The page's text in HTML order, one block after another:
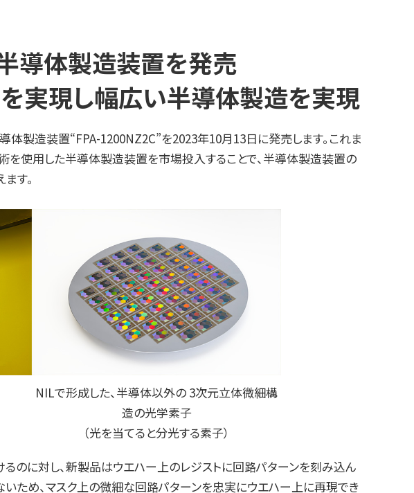
導体製造装置を発売
実現し幅広い半導体製造を実現
体製造装置“FPA-1200NZ2C”を2023年10月13日に発売します。これま
を使用した半導体製造装置を市場投入することで、半導体製造装置の
す。
NILで形成した、半導体以外の 3次元立体微細構
造の光学素子
（光を当てると分光する素子）
のに対し、新製品はウエハー上のレジストに回路パターンを刻み込ん
ため、マスク上の微細な回路パターンを忠実にウエハー上に再現でき